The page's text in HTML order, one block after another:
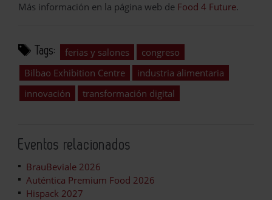
Más información en la página web de Food 4 Future.
Tags: ferias y salones
congreso
Bilbao Exhibition Centre
industria alimentaria
innovación
transformación digital
Eventos relacionados
BrauBeviale 2026
Auténtica Premium Food 2026
Hispack 2027